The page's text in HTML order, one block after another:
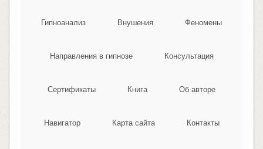
Гипноанализ Внушения Феномены
Направления в гипнозе Консультация
Сертификаты Книга Об авторе
Навигатор Карта сайта Контакты